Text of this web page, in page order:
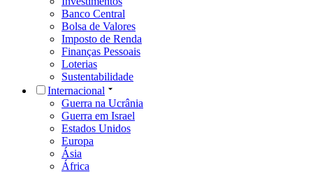
Banco Central
Bolsa de Valores
Imposto de Renda
Finanças Pessoais
Loterias
Sustentabilidade
Internacional
Guerra na Ucrânia
Guerra em Israel
Estados Unidos
Europa
Ásia
África